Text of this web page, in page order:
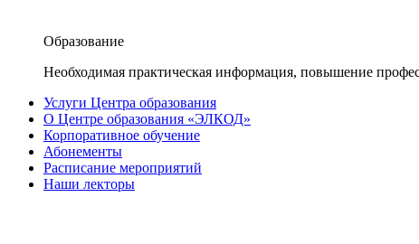
Образование
Необходимая практическая информация, повышение
Услуги Центра образования
О Центре образования «ЭЛКОД»
Корпоративное обучение
Абонементы
Расписание мероприятий
Наши лекторы